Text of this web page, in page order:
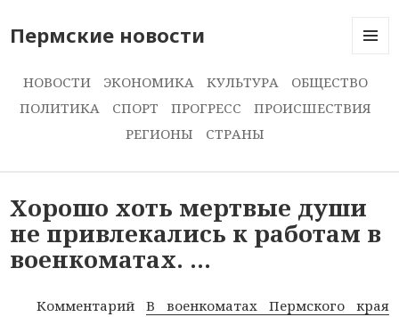
Пермские новости
И
НОВОСТИ ЭКОНОМИКА КУЛЬТУРА
ОБЩЕСТВО
ПОЛИТИКА
СПОРТ ПРОГРЕСС
ПРОИСШЕСТВИЯ
РЕГИОНЫ
СТРАНЫ
Хорошо хоть мертвые души
не привлекались к работам в
военкоматах. …
КомментарийВ военкоматах Пермского края